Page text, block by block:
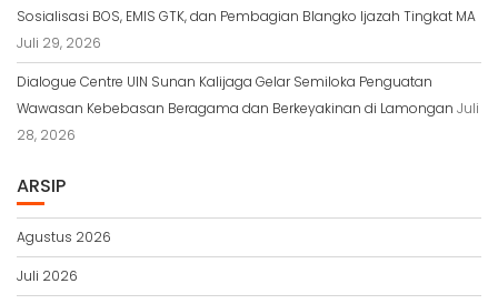
Sosialisasi BOS, EMIS GTK, dan Pembagian Blangko Ijazah Tingkat MA
Juli 29, 2026
Dialogue Centre UIN Sunan Kalijaga Gelar Semiloka Penguatan
Wawasan Kebebasan Beragama dan Berkeyakinan di Lamongan Juli
28, 2026
ARSIP
Agustus 2026
Juli 2026